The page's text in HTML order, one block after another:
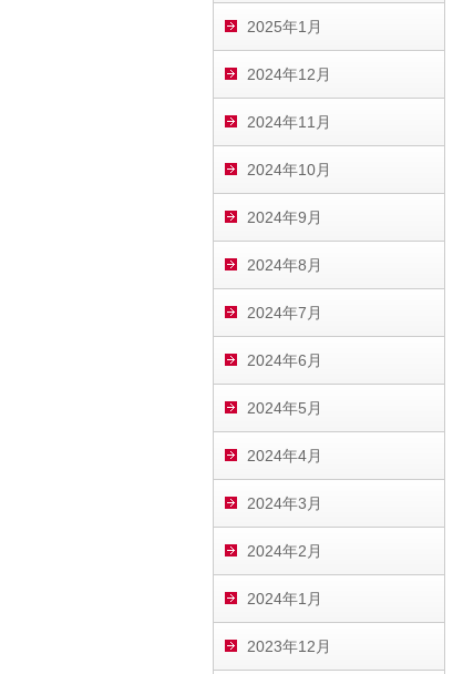
2025年1月
2024年12月
2024年11月
2024年10月
2024年9月
2024年8月
2024年7月
2024年6月
2024年5月
2024年4月
2024年3月
2024年2月
2024年1月
2023年12月